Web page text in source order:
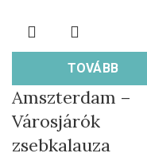
TOVÁBB
Amszterdam –
Városjárók
zsebkalauza